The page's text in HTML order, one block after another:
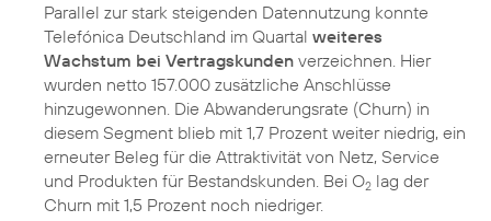
Parallel zur stark steigenden Datennutzung konnte
Telefónica Deutschland im Quartal weiteres
Wachstum bei Vertragskunden verzeichnen. Hier
wurden netto 157.000 zusätzliche Anschlüsse
hinzugewonnen. Die Abwanderungsrate (Churn) in
diesem Segment blieb mit 1,7 Prozent weiter niedrig, ein
erneuter Beleg für die Attraktivität von Netz, Service
und Produkten für Bestandskunden. Bei O2 lag der
Churn mit 1,5 Prozent noch niedriger.